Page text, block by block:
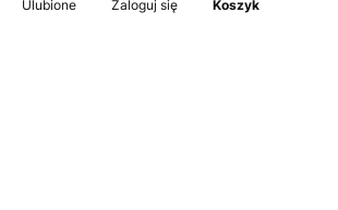
Ulubione Zaloguj się Koszyk